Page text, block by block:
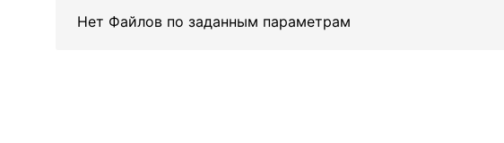
Нет Файлов по заданным параметрам